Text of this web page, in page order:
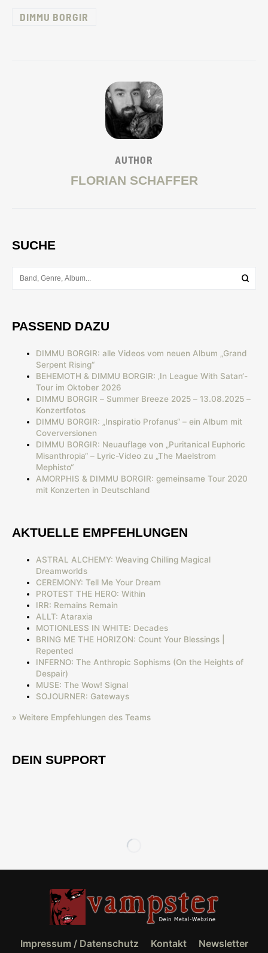
DIMMU BORGIR
AUTHOR
FLORIAN SCHAFFER
SUCHE
PASSEND DAZU
DIMMU BORGIR: alle Videos vom neuen Album „Grand
Serpent Rising“
BEHEMOTH & DIMMU BORGIR: ‚In League With Satan‘-
Tour im Oktober 2026
DIMMU BORGIR – Summer Breeze 2025 – 13.08.2025 –
Konzertfotos
DIMMU BORGIR: „Inspiratio Profanus“ – ein Album mit
Coverversionen
DIMMU BORGIR: Neuauflage von „Puritanical Euphoric
Misanthropia“ – Lyric-Video zu „The Maelstrom
Mephisto“
AMORPHIS & DIMMU BORGIR: gemeinsame Tour 2020
mit Konzerten in Deutschland
AKTUELLE EMPFEHLUNGEN
ASTRAL ALCHEMY: Weaving Chilling Magical
Dreamworlds
CEREMONY: Tell Me Your Dream
PROTEST THE HERO: Within
IRR: Remains Remain
ALLT: Ataraxia
MOTIONLESS IN WHITE: Decades
BRING ME THE HORIZON: Count Your Blessings |
Repented
INFERNO: The Anthropic Sophisms (On the Heights of
Despair)
MUSE: The Wow! Signal
SOJOURNER: Gateways
» Weitere Empfehlungen des Teams
DEIN SUPPORT
Impressum / Datenschutz Kontakt Newsletter